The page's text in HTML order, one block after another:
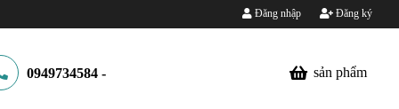
Đăng nhập Đăng ký
0949734584 - sản phẩm